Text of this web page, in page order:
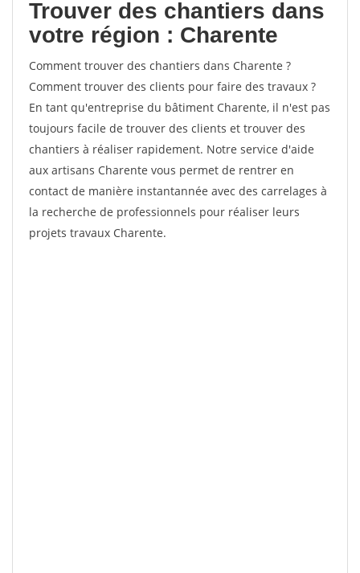
Trouver des chantiers dans
votre région : Charente
Comment trouver des chantiers dans Charente ?
Comment trouver des clients pour faire des travaux ?
En tant qu'entreprise du bâtiment Charente, il n'est pas
toujours facile de trouver des clients et trouver des
chantiers à réaliser rapidement. Notre service d'aide
aux artisans Charente vous permet de rentrer en
contact de manière instantannée avec des carrelages à
la recherche de professionnels pour réaliser leurs
projets travaux Charente.